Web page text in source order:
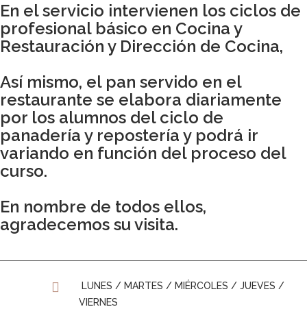
En el servicio intervienen los ciclos de
profesional básico en Cocina y
Restauración y Dirección de Cocina,
Así mismo, el pan servido en el
restaurante se elabora diariamente
por los alumnos del ciclo de
panadería y repostería y podrá ir
variando en función del proceso del
curso.
En nombre de todos ellos,
agradecemos su visita.
LUNES / MARTES / MIÉRCOLES / JUEVES /
VIERNES